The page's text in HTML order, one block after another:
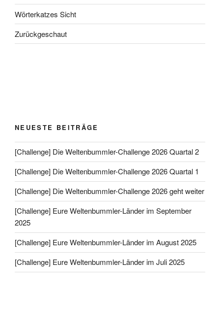
Wörterkatzes Sicht
Zurückgeschaut
NEUESTE BEITRÄGE
[Challenge] Die Weltenbummler-Challenge 2026 Quartal 2
[Challenge] Die Weltenbummler-Challenge 2026 Quartal 1
[Challenge] Die Weltenbummler-Challenge 2026 geht weiter
[Challenge] Eure Weltenbummler-Länder im September
2025
[Challenge] Eure Weltenbummler-Länder im August 2025
[Challenge] Eure Weltenbummler-Länder im Juli 2025